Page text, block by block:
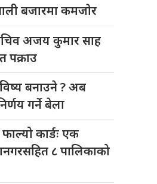
बजारमा कमजाेर
अजय कुमार साह
पक्राउ
बनाउने ? अब
गर्ने बेला
कार्डः एक
८ पालिकाको